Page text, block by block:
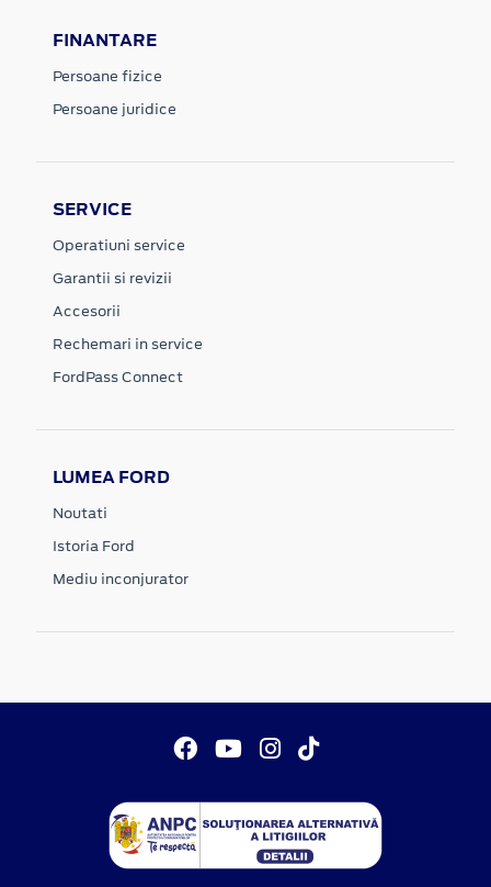
FINANTARE
Persoane fizice
Persoane juridice
SERVICE
Operatiuni service
Garantii si revizii
Accesorii
Rechemari in service
FordPass Connect
LUMEA FORD
Noutati
Istoria Ford
Mediu inconjurator